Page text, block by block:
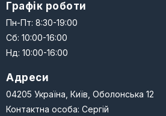
Графік роботи
Пн-Пт: 8:30-19:00
Сб: 10:00-16:00
Нд: 10:00-16:00
Адреси
04205 Україна, Київ, Оболонська 12
Контактна особа: Сергій